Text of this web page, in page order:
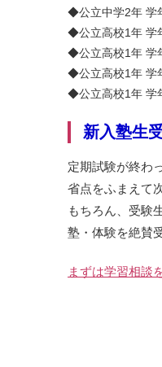
◆公立中学2年 学
◆公立高校1年 学
◆公立高校1年 学
◆公立高校1年 学
◆公立高校1年 学
新入塾生
定期試験が終わ
省点をふまえて
もちろん、受験
塾・体験を絶賛
まずは学習相談